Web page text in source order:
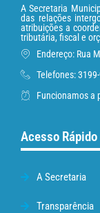
A Secretaria
das relações
atribuições a
tributária, fiscal e
Endereço: Rua
Telefones:
Funcionamos a
Acesso Rápido
A Secretaria
Transparência